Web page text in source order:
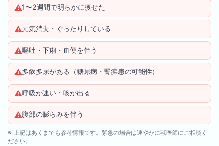
⚠️1〜2週間で明らかに痩せた
⚠️元気消失・ぐったりしている
⚠️嘔吐・下痢・血便を伴う
⚠️多飲多尿がある（糖尿病・腎疾患の可能性）
⚠️呼吸が速い・咳が出る
⚠️腹部の膨らみを伴う
※ 上記はあくまでも参考情報です。緊急の場合は速やかに獣医師にご相談く
ださい。